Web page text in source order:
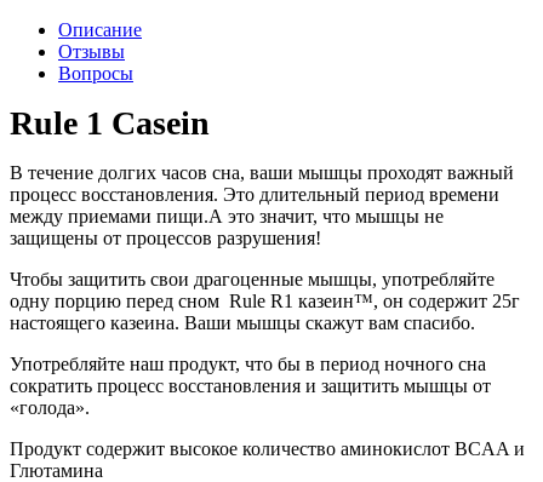
Описание
Отзывы
Вопросы
Rule 1 Casein
В течение долгих часов сна, ваши мышцы проходят важный
процесс восстановления. Это длительный период времени
между приемами пищи.А это значит, что мышцы не
защищены от процессов разрушения!
Чтобы защитить свои драгоценные мышцы, употребляйте
одну порцию перед сном Rule R1 казеин™, он содержит 25г
настоящего казеина. Ваши мышцы скажут вам спасибо.
Употребляйте наш продукт, что бы в период ночного сна
сократить процесс восстановления и защитить мышцы от
«голода».
Продукт содержит высокое количество аминокислот BCAA и
Глютамина